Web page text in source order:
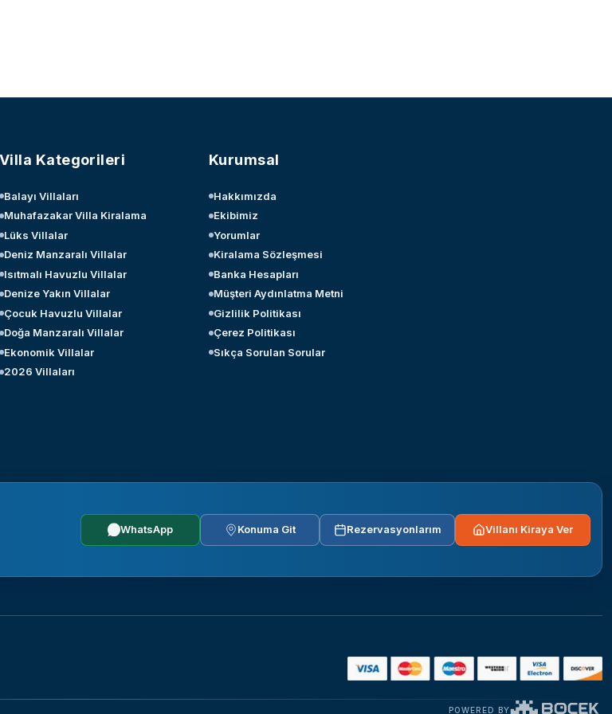
Villa Kategorileri
Balayı Villaları
Muhafazakar Villa Kiralama
Lüks Villalar
Deniz Manzaralı Villalar
Isıtmalı Havuzlu Villalar
Denize Yakın Villalar
Çocuk Havuzlu Villalar
Doğa Manzaralı Villalar
Ekonomik Villalar
2026 Villaları
Kurumsal
Hakkımızda
Ekibimiz
Yorumlar
Kiralama Sözleşmesi
Banka Hesapları
Müşteri Aydınlatma Metni
Gizlilik Politikası
Çerez Politikası
Sıkça Sorulan Sorular
WhatsApp Konuma Git Rezervasyonlarım Villanı Kiraya Ver
POWERED BY